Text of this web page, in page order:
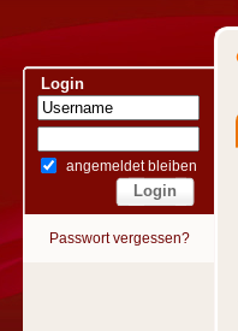
Login
angemeldet bleiben
Passwort vergessen?